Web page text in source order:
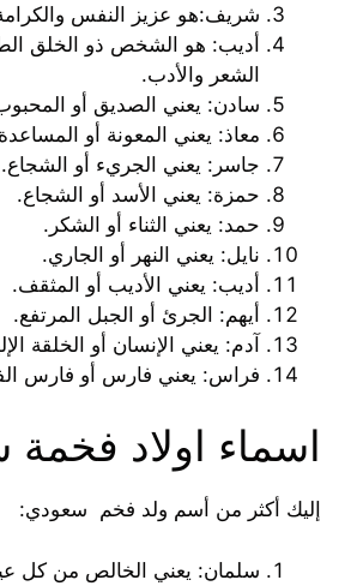
شريف:هو عزيز النفس
أديب: هو الشخص ذو الخلق
الشعر والأدب.
سادن: يعني الصديق أو
معاذ: يعني المعونة أو
جاسر: يعني الجريء أو الشجاع.
حمزة: يعني الأسد أو الشجاع.
حمد: يعني الثناء أو الشكر.
نايل: يعني النهر أو الجاري.
أديب: يعني الأديب أو المثقف.
أيهم: الجرئ أو الجبل المرتفع.
آدم: يعني الإنسان أو الخلقة
فراس: يعني فارس أو فارس
اسماء اولاد فخمة
إليك أكثر من أسم ولد فخم سعودي:
سلمان: يعني الخالص من كل